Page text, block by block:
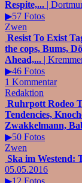
Respite,... |
▶57 Fotos
Zwen
Resist To Exist
the cops, Bums,
Ahead,... |
▶46 Fotos
1 Kommentar
Redaktion
Ruhrpott Rodeo
Tendencies,
Zwakkelmann,
▶50 Fotos
Zwen
Ska im Westend:
05.05.2016
▶12 Fotos